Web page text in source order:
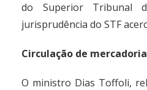
do Superior Tribunal
jurisprudência do STF
Circulação de
O ministro Dias Toffoli,